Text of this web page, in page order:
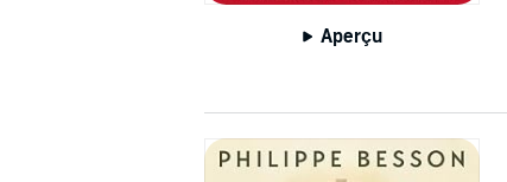
Aperçu